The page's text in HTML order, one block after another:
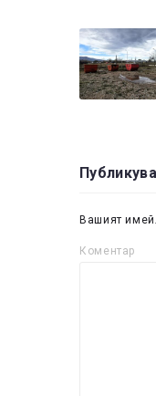
Вашият
Коментар